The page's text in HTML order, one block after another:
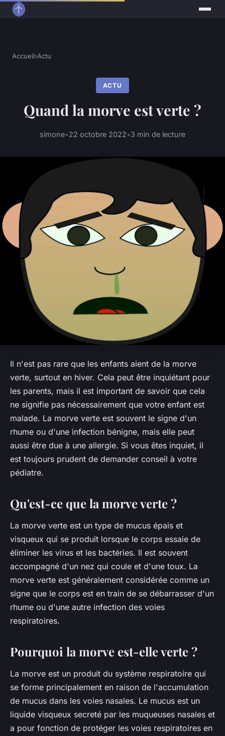
Accueil›Actu
ACTU
Quand la morve est verte ?
simone•22 octobre 2022•3 min de lecture
Il n'est pas rare que les enfants aient de la morve
verte, surtout en hiver. Cela peut être inquiétant pour
les parents, mais il est important de savoir que cela
ne signifie pas nécessairement que votre enfant est
malade. La morve verte est souvent le signe d'un
rhume ou d'une infection bénigne, mais elle peut
aussi être due à une allergie. Si vous êtes inquiet, il
est toujours prudent de demander conseil à votre
pédiatre.
Qu'est-ce que la morve verte ?
La morve verte est un type de mucus épais et
visqueux qui se produit lorsque le corps essaie de
éliminer les virus et les bactéries. Il est souvent
accompagné d'un nez qui coule et d'une toux. La
morve verte est généralement considérée comme un
signe que le corps est en train de se débarrasser d'un
rhume ou d'une autre infection des voies
respiratoires.
Pourquoi la morve est-elle verte ?
La morve est un produit du système respiratoire qui
se forme principalement en raison de l'accumulation
de mucus dans les voies nasales. Le mucus est un
liquide visqueux secreté par les muqueuses nasales et
a pour fonction de protéger les voies respiratoires en